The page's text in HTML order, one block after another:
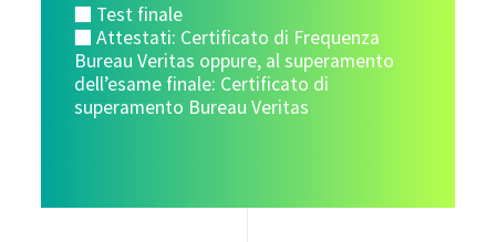
■ Test finale
■ Attestati: Certificato di Frequenza
Bureau Veritas oppure, al superamento
dell’esame finale: Certificato di
superamento Bureau Veritas